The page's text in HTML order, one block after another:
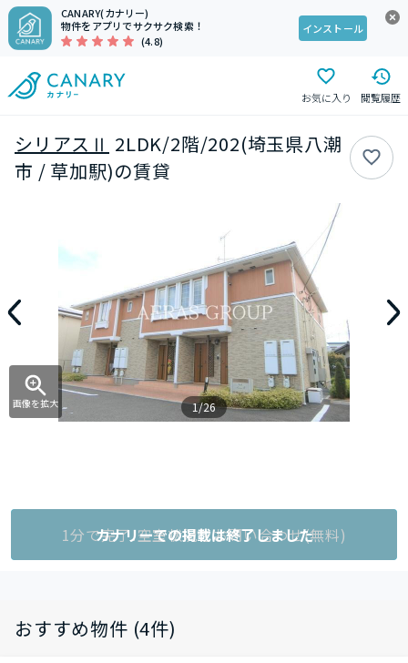
CANARY(カナリー)
物件をアプリでサクサク検索！
(4.8)
インストール
お気に入り 閲覧履歴
シリアスⅡ 2LDK/2階/202(埼玉県八潮
市 / 草加駅)の賃貸
画像を拡大 1/26
1分で完了!空室状況をお問い合わせ(無料)
カナリーでの掲載は終了しました
おすすめ物件 (4件)